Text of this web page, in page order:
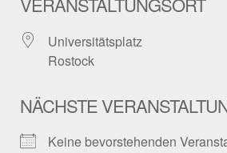
Universitätsplatz
Rostock
NÄCHSTE
Keine bevorstehenden